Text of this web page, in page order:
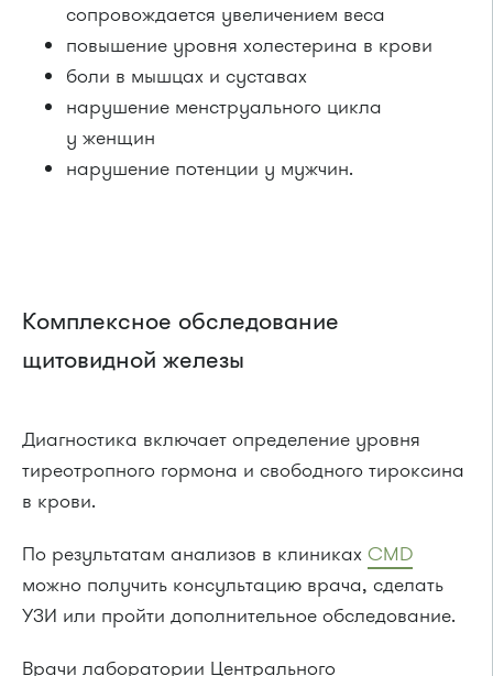
сопровождается увеличением веса
повышение уровня холестерина в крови
боли в мышцах и суставах
нарушение менструального цикла
у женщин
нарушение потенции у мужчин.
Комплексное обследование
щитовидной железы
Диагностика включает определение уровня
тиреотропного гормона и свободного тироксина
в крови.
По результатам анализов в клиниках CMD
можно получить консультацию врача, сделать
УЗИ или пройти дополнительное обследование.
Врачи лаборатории Центрального